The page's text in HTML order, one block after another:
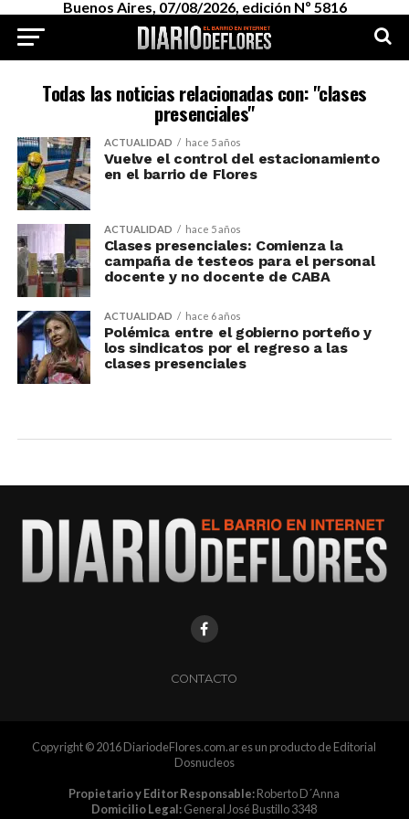
Buenos Aires, 07/08/2026, edición Nº 5816
Todas las noticias relacionadas con: "clases
presenciales"
ACTUALIDAD hace 5 años
Vuelve el control del estacionamiento
en el barrio de Flores
ACTUALIDAD hace 5 años
Clases presenciales: Comienza la
campaña de testeos para el personal
docente y no docente de CABA
ACTUALIDAD hace 6 años
Polémica entre el gobierno porteño y
los sindicatos por el regreso a las
clases presenciales
CONTACTO
Copyright © 2016 DiariodeFlores.com.ar es un producto de Editorial
Dosnucleos
Propietario y Editor Responsable:Roberto D´Anna
Domicilio Legal:General José Bustillo 3348